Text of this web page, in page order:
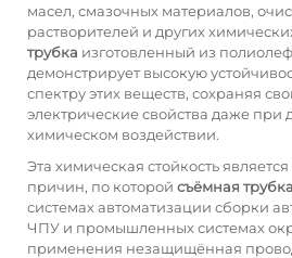
масел, смазочных материалов,
растворителей и других
трубка изготовленный из
демонстрирует высокую
спектру этих веществ, сохраняя
электрические свойства даже при
химическом воздействии.
Эта химическая стойкость
причин, по которой съёмная трубка
системах автоматизации сборки
ЧПУ и промышленных системах
применения незащищённая